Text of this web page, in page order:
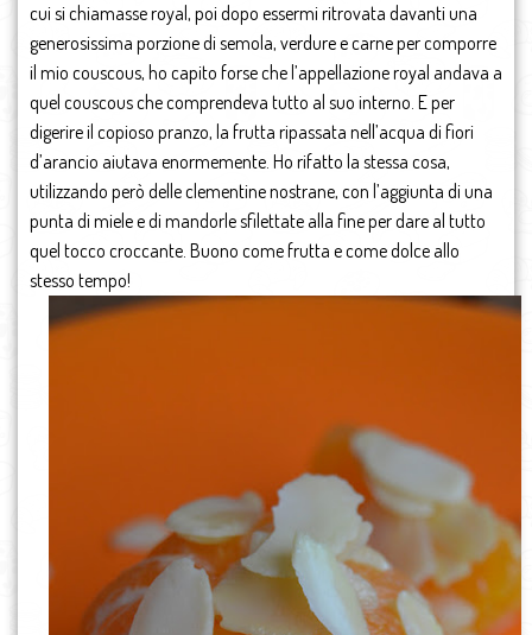
cui si chiamasse royal, poi dopo essermi ritrovata davanti una
generosissima porzione di semola, verdure e carne per comporre
il mio couscous, ho capito forse che l’appellazione royal andava a
quel couscous che comprendeva tutto al suo interno. E per
digerire il copioso pranzo, la frutta ripassata nell’acqua di fiori
d’arancio aiutava enormemente. Ho rifatto la stessa cosa,
utilizzando però delle clementine nostrane, con l’aggiunta di una
punta di miele e di mandorle sfilettate alla fine per dare al tutto
quel tocco croccante. Buono come frutta e come dolce allo
stesso tempo!